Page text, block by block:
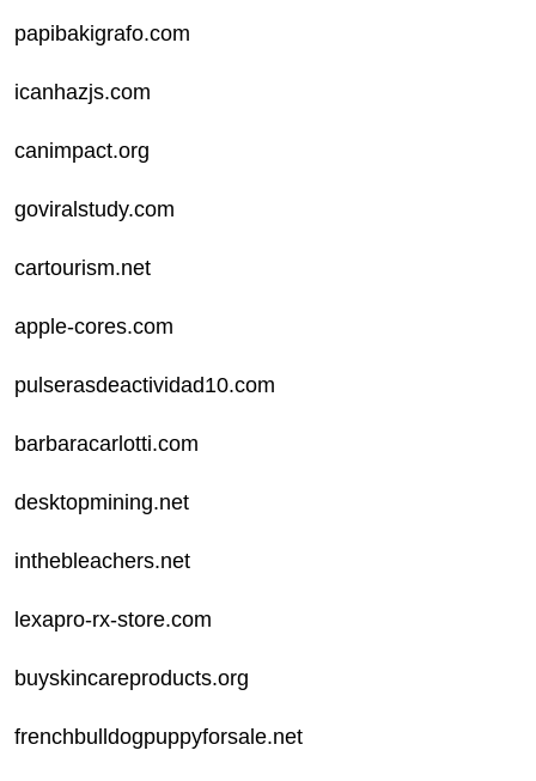
papibakigrafo.com
icanhazjs.com
canimpact.org
goviralstudy.com
cartourism.net
apple-cores.com
pulserasdeactividad10.com
barbaracarlotti.com
desktopmining.net
inthebleachers.net
lexapro-rx-store.com
buyskincareproducts.org
frenchbulldogpuppyforsale.net